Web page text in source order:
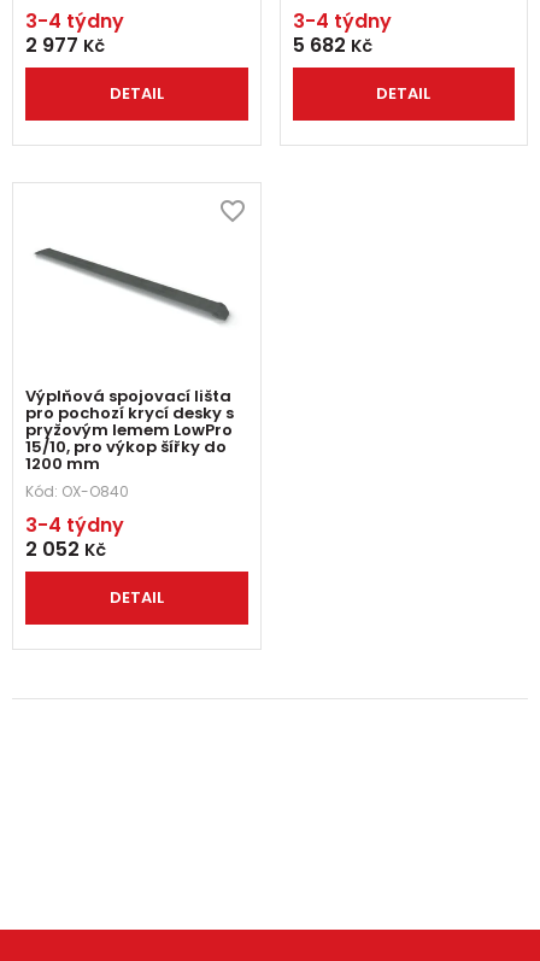
3-4 týdny
2 977 Kč
DETAIL
3-4 týdny
5 682 Kč
DETAIL
Výplňová spojovací lišta
pro pochozí krycí desky s
pryžovým lemem LowPro
15/10, pro výkop šířky do
1200 mm
Kód: OX-O840
3-4 týdny
2 052 Kč
DETAIL